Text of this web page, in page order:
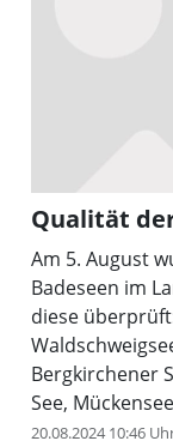
Qualität
Am 5. August
Badeseen im
diese
Bergkirchener
See,
Heiglweiher.
20.08.2024 10:46